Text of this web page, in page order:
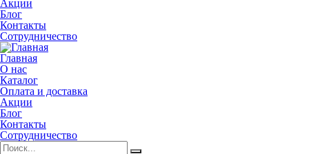
Акции
Блог
Контакты
Сотрудничество
Главная
О нас
Каталог
Оплата и доставка
Акции
Блог
Контакты
Сотрудничество